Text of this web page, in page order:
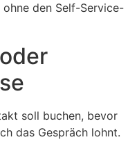
den Self-Service-
soll buchen, bevor
das Gespräch lohnt.